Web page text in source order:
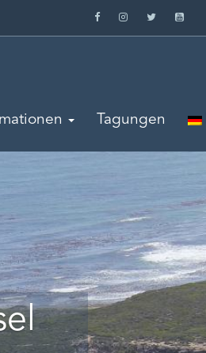
Tagungen